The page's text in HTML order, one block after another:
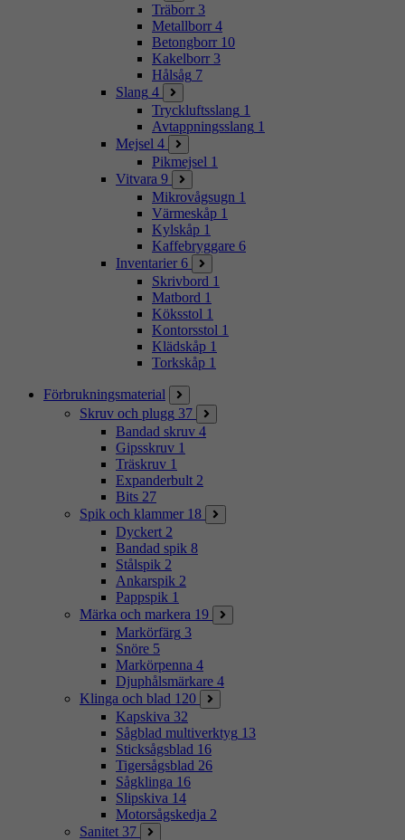
Träborr 3
Metallborr 4
Betongborr 10
Kakelborr 3
Hålsåg 7
Slang 4
Tryckluftsslang 1
Avtappningsslang 1
Mejsel 4
Pikmejsel 1
Vitvara 9
Mikrovågsugn 1
Värmeskåp 1
Kylskåp 1
Kaffebryggare 6
Inventarier 6
Skrivbord 1
Matbord 1
Köksstol 1
Kontorsstol 1
Klädskåp 1
Torkskåp 1
Förbrukningsmaterial
Skruv och plugg 37
Bandad skruv 4
Gipsskruv 1
Träskruv 1
Expanderbult 2
Bits 27
Spik och klammer 18
Dyckert 2
Bandad spik 8
Stålspik 2
Ankarspik 2
Pappspik 1
Märka och markera 19
Markörfärg 3
Snöre 5
Markörpenna 4
Djuphålsmärkare 4
Klinga och blad 120
Kapskiva 32
Sågblad multiverktyg 13
Sticksågsblad 16
Tigersågsblad 26
Sågklinga 16
Slipskiva 14
Motorsågskedja 2
Sanitet 37